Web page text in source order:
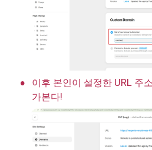
•
이후 본인이 설정한 URL 주
가본다!